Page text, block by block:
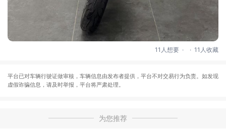
11人想要 . . 11人收藏
平台已对车辆行驶证做审核，车辆信息由发布者提供，平台不对交易行为负责。如发现
虚假诈骗信息，请及时举报，平台将严肃处理。
为您推荐